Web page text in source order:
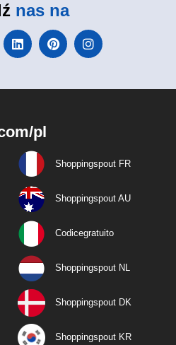
nas na
pl
Shoppingspout FR
Shoppingspout AU
Codicegratuito
Shoppingspout NL
Shoppingspout DK
Shoppingspout KR